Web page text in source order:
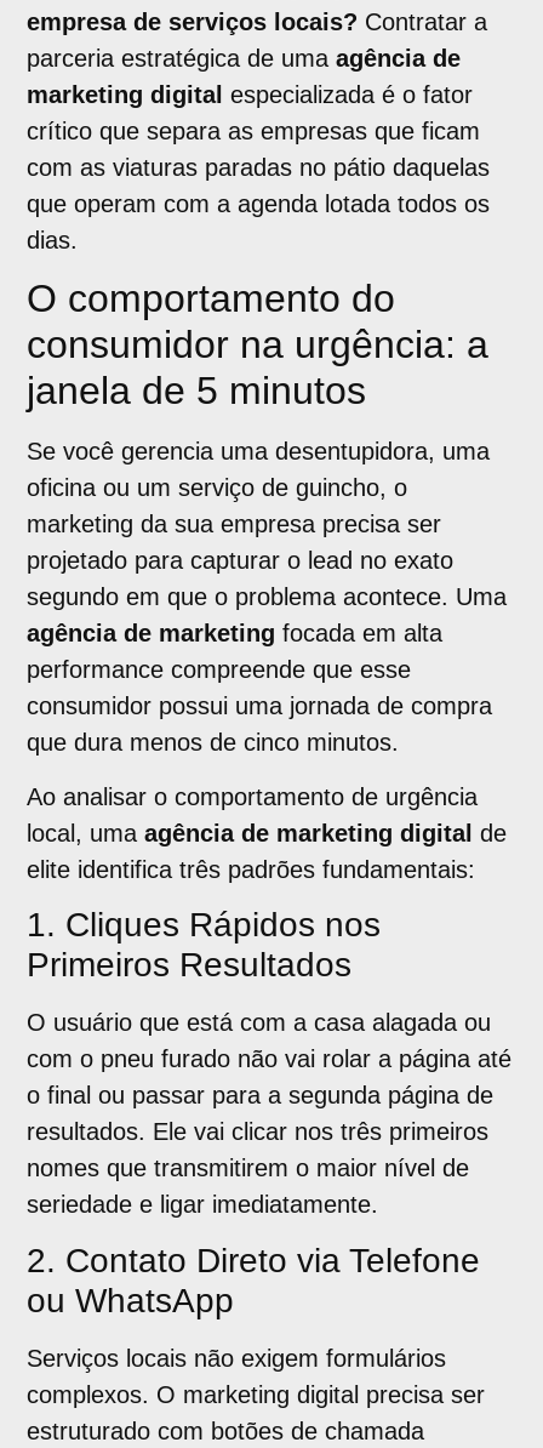
empresa de serviços locais? Contratar a
parceria estratégica de uma agência de
marketing digital especializada é o fator
crítico que separa as empresas que ficam
com as viaturas paradas no pátio daquelas
que operam com a agenda lotada todos os
dias.
O comportamento do
consumidor na urgência: a
janela de 5 minutos
Se você gerencia uma desentupidora, uma
oficina ou um serviço de guincho, o
marketing da sua empresa precisa ser
projetado para capturar o lead no exato
segundo em que o problema acontece. Uma
agência de marketing focada em alta
performance compreende que esse
consumidor possui uma jornada de compra
que dura menos de cinco minutos.
Ao analisar o comportamento de urgência
local, uma agência de marketing digital de
elite identifica três padrões fundamentais:
1. Cliques Rápidos nos
Primeiros Resultados
O usuário que está com a casa alagada ou
com o pneu furado não vai rolar a página até
o final ou passar para a segunda página de
resultados. Ele vai clicar nos três primeiros
nomes que transmitirem o maior nível de
seriedade e ligar imediatamente.
2. Contato Direto via Telefone
ou WhatsApp
Serviços locais não exigem formulários
complexos. O marketing digital precisa ser
estruturado com botões de chamada